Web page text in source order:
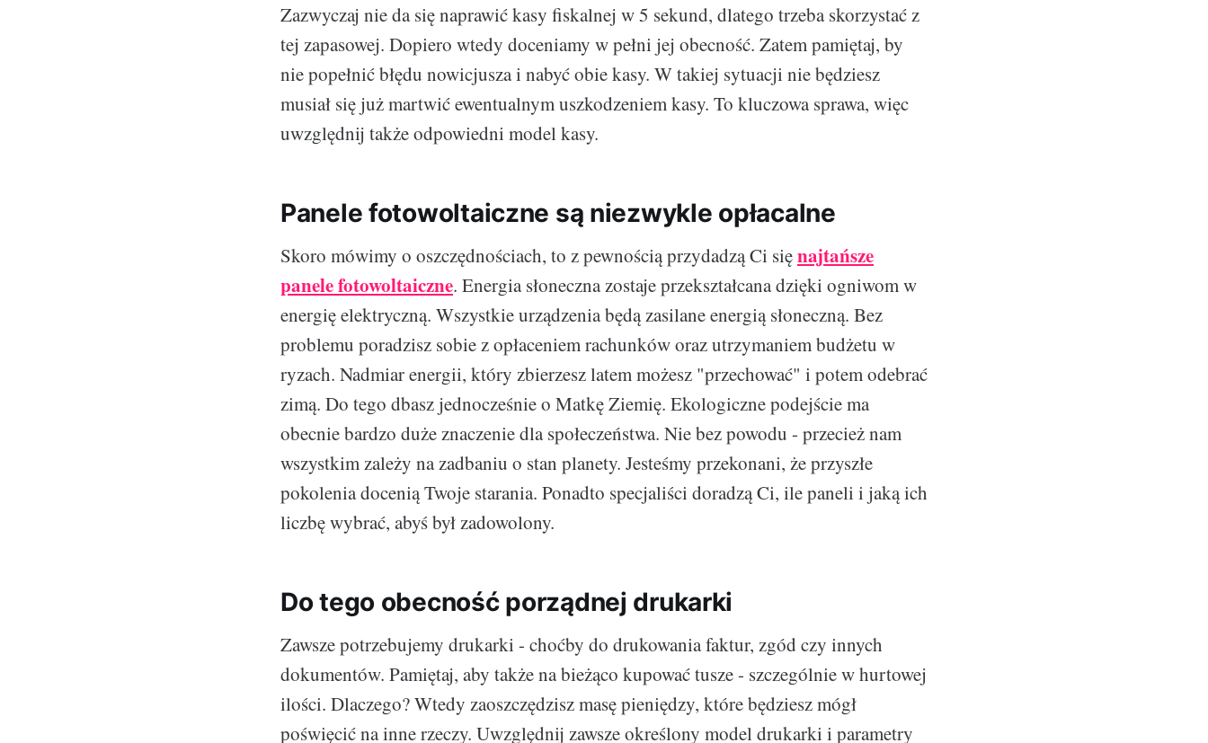
Zazwyczaj nie da się naprawić kasy fiskalnej w 5 sekund, dlatego trzeba skorzystać z
tej zapasowej. Dopiero wtedy doceniamy w pełni jej obecność. Zatem pamiętaj, by
nie popełnić błędu nowicjusza i nabyć obie kasy. W takiej sytuacji nie będziesz
musiał się już martwić ewentualnym uszkodzeniem kasy. To kluczowa sprawa, więc
uwzględnij także odpowiedni model kasy.
Panele fotowoltaiczne są niezwykle opłacalne
Skoro mówimy o oszczędnościach, to z pewnością przydadzą Ci sięnajtańsze
panele fotowoltaiczne. Energia słoneczna zostaje przekształcana dzięki ogniwom w
energię elektryczną. Wszystkie urządzenia będą zasilane energią słoneczną. Bez
problemu poradzisz sobie z opłaceniem rachunków oraz utrzymaniem budżetu w
ryzach. Nadmiar energii, który zbierzesz latem możesz "przechować" i potem odebrać
zimą. Do tego dbasz jednocześnie o Matkę Ziemię. Ekologiczne podejście ma
obecnie bardzo duże znaczenie dla społeczeństwa. Nie bez powodu - przecież nam
wszystkim zależy na zadbaniu o stan planety. Jesteśmy przekonani, że przyszłe
pokolenia docenią Twoje starania. Ponadto specjaliści doradzą Ci, ile paneli i jaką ich
liczbę wybrać, abyś był zadowolony.
Do tego obecność porządnej drukarki
Zawsze potrzebujemy drukarki - choćby do drukowania faktur, zgód czy innych
dokumentów. Pamiętaj, aby także na bieżąco kupować tusze - szczególnie w hurtowej
ilości. Dlaczego? Wtedy zaoszczędzisz masę pieniędzy, które będziesz mógł
poświęcić na inne rzeczy. Uwzględnij zawsze określony model drukarki i parametry